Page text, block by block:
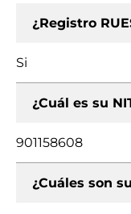
¿Registro
Si
¿Cuál es su
901158608
¿Cuáles son